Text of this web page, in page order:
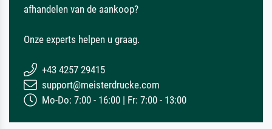
afhandelen van de aankoop?
Onze experts helpen u graag.
+43 4257 29415
support@meisterdrucke.com
Mo-Do: 7:00 - 16:00 | Fr: 7:00 - 13:00